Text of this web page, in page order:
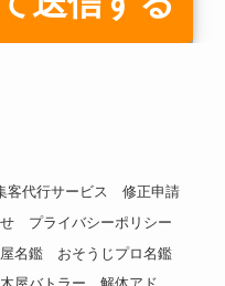
情報は、不正アクセ
客代行サービス
修正申請
プライバシーポリシー
名鑑
おそうじプロ名鑑